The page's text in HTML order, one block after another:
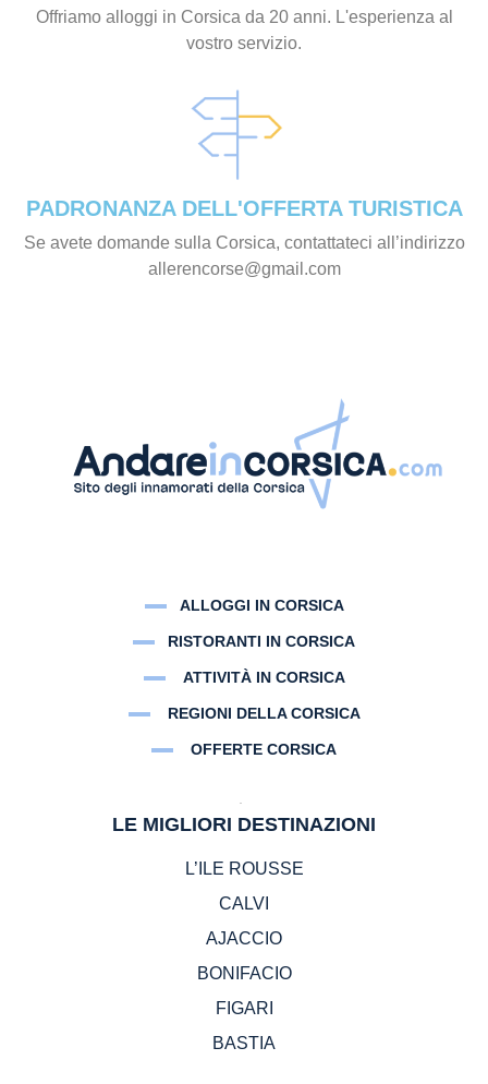
Offriamo alloggi in Corsica da 20 anni. L'esperienza al
vostro servizio.
PADRONANZA DELL'OFFERTA TURISTICA
Se avete domande sulla Corsica, contattateci all’indirizzo
allerencorse@gmail.com
ALLOGGI IN CORSICA
RISTORANTI IN CORSICA
ATTIVITÀ IN CORSICA
REGIONI DELLA CORSICA
OFFERTE CORSICA
LE MIGLIORI DESTINAZIONI
L’ILE ROUSSE
CALVI
AJACCIO
BONIFACIO
FIGARI
BASTIA